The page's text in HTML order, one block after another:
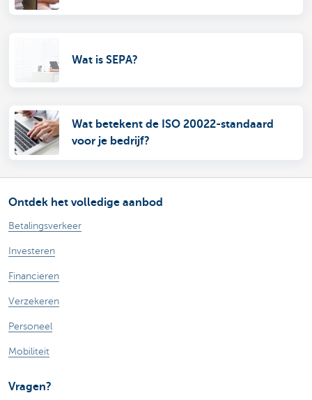
Wat is SEPA?
Wat betekent de ISO 20022-standaard
voor je bedrijf?
Ontdek het volledige aanbod
Betalingsverkeer
Investeren
Financieren
Verzekeren
Personeel
Mobiliteit
Vragen?